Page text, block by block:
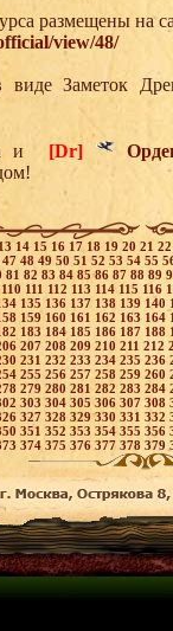
размещены на
view/48/
виде Заметок
и [Dr]
13 14 15 16 17 18 19 20 21
47 48 49 50 51 52 53 54 55
81 82 83 84 8586 87 88 89
110 111 112 113 114 115 116
135 136 137 138 139 140
159 160 161 162 163 164
183 184 185 186 187 188
207 208 209 210 211 212
231 232 233 234 235 236
255 256 257 258 259 260
279 280 281 282 283 284
303 304 305 306 307 308
327 328 329330 331 332
351 352 353 354 355 356
374 375 376 377 378 379